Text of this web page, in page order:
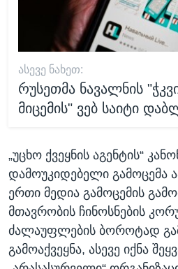
ᲐᲡᲔᲕᲔ ᲜᲐᲮᲔᲗ:
რუსეთმა ნავალნის
მიცემის" ვებ საიტი
„უცხო ქვეყნის აგენტის“
დამოუკიდებელი გამოცემა
ერთი მედია გამოცემის
მთავრობის ჩინოსნების
ძალაუფლების ბოროტად
გამოაქვეყნა, ასევე იქნა